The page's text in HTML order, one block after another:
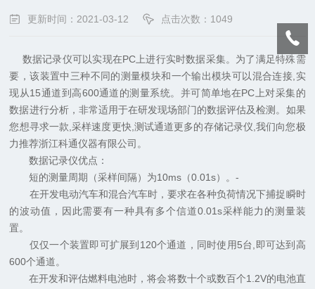
更新时间：2021-03-12 点击次数：1049
数据记录仪可以实现在PC上进行实时数据采集。为了满足特殊需
要，该装置中三种不同的测量模块和一个输出模块可以混合连接,实
现从15通道到高600通道的测量系统。并可简单地在PC上对采集的
数据进行分析，非常适用于在研发现场部门的数据评估及检测。如果
您想寻求一款,采样速度更快,测试通道更多的存储记录仪,我们向您极
力推荐浙江科通仪器有限公司。
数据记录仪优点：
短的测量周期（采样间隔）为10ms（0.01s）。-
在开发电动汽车和混合汽车时，要求在各种负荷情况下捕捉瞬时
的波动值，因此需要有一种具有多个信道0.01s采样能力的测量装
置。
仅仅一个装置即可扩展到120个通道，同时使用5台,即可达到高
600个通道。
在开发和评估燃料电池时，将会将数十个或数百个1.2V的电池直